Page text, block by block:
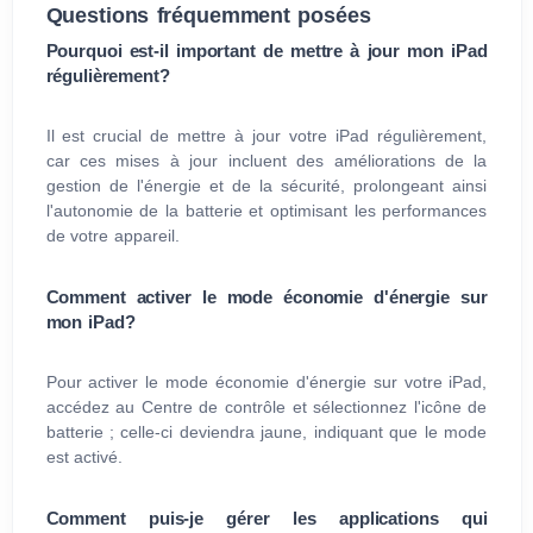
Questions fréquemment posées
Pourquoi est-il important de mettre à jour mon iPad
régulièrement?
Il est crucial de mettre à jour votre iPad régulièrement,
car ces mises à jour incluent des améliorations de la
gestion de l'énergie et de la sécurité, prolongeant ainsi
l'autonomie de la batterie et optimisant les performances
de votre appareil.
Comment activer le mode économie d'énergie sur
mon iPad?
Pour activer le mode économie d'énergie sur votre iPad,
accédez au Centre de contrôle et sélectionnez l'icône de
batterie ; celle-ci deviendra jaune, indiquant que le mode
est activé.
Comment puis-je gérer les applications qui